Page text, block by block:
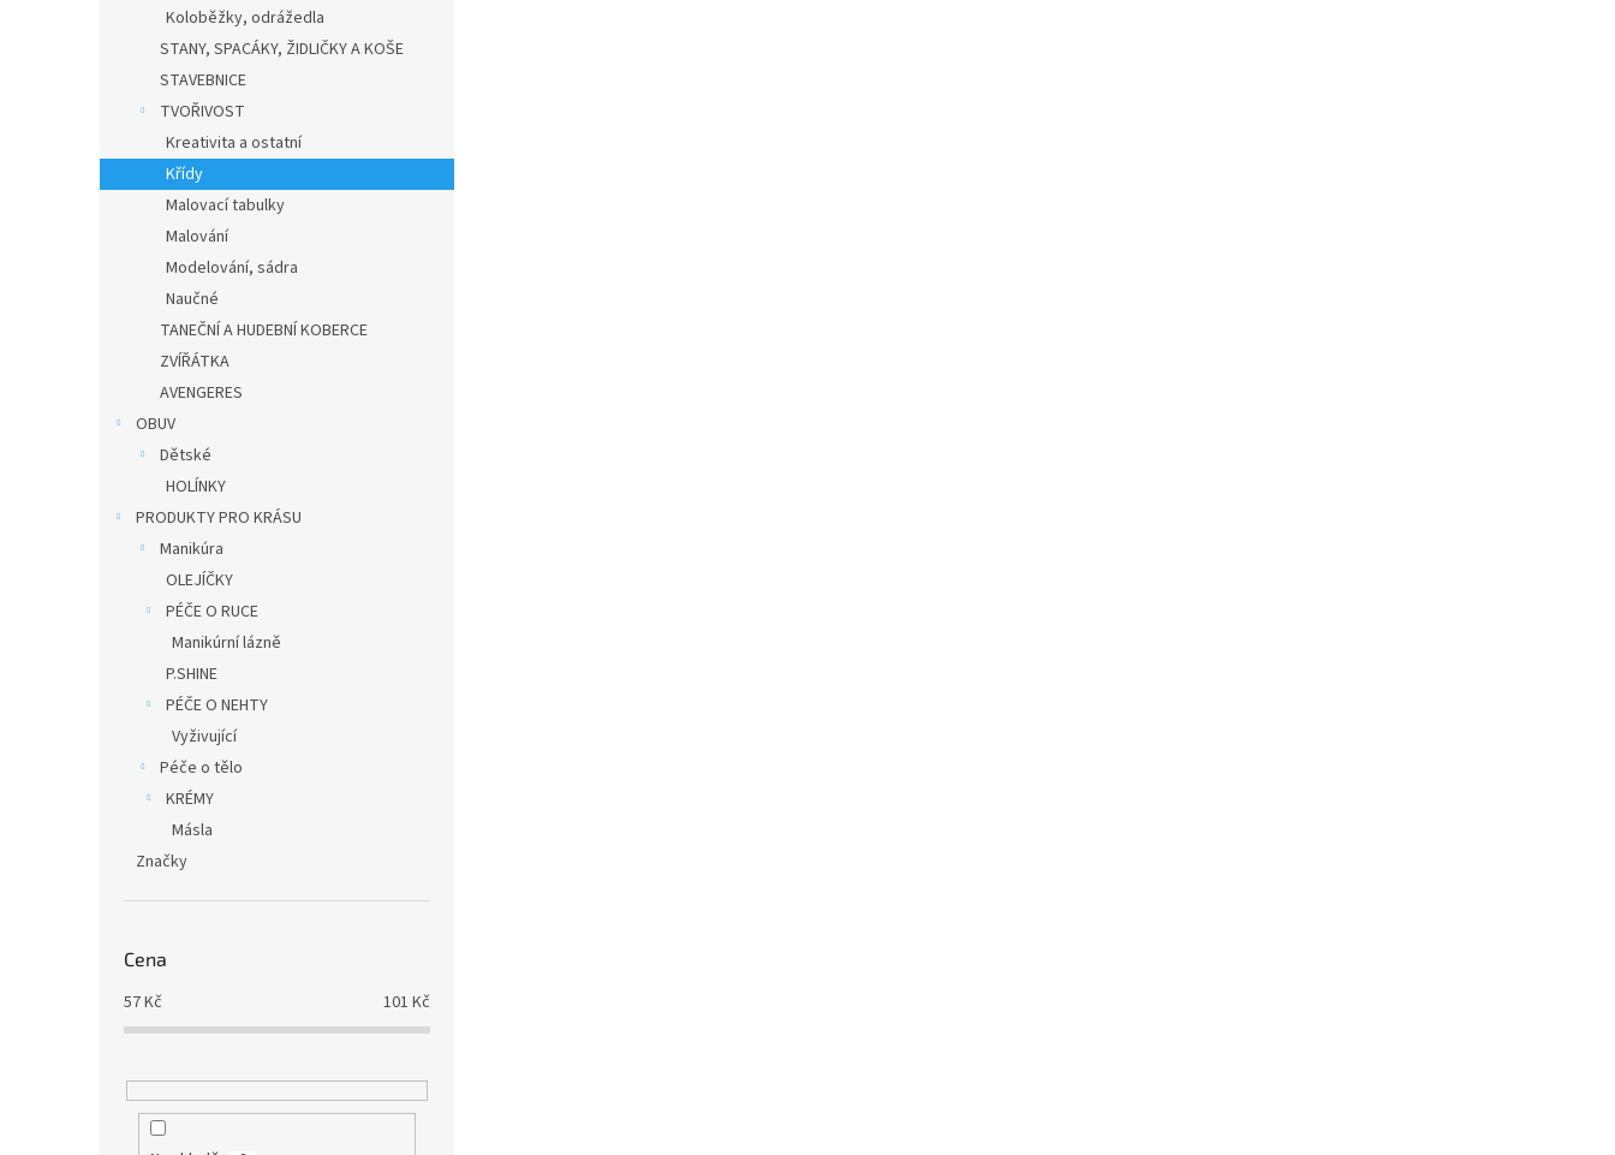
Koloběžky, odrážedla
STANY, SPACÁKY, ŽIDLIČKY A KOŠE
STAVEBNICE
TVOŘIVOST
Kreativita a ostatní
Křídy
Malovací tabulky
Malování
Modelování, sádra
Naučné
TANEČNÍ A HUDEBNÍ KOBERCE
ZVÍŘÁTKA
AVENGERES
OBUV
Dětské
HOLÍNKY
PRODUKTY PRO KRÁSU
Manikúra
OLEJÍČKY
PÉČE O RUCE
Manikúrní lázně
P.SHINE
PÉČE O NEHTY
Vyživující
Péče o tělo
KRÉMY
Másla
Značky
Cena
57Kč 101 Kč